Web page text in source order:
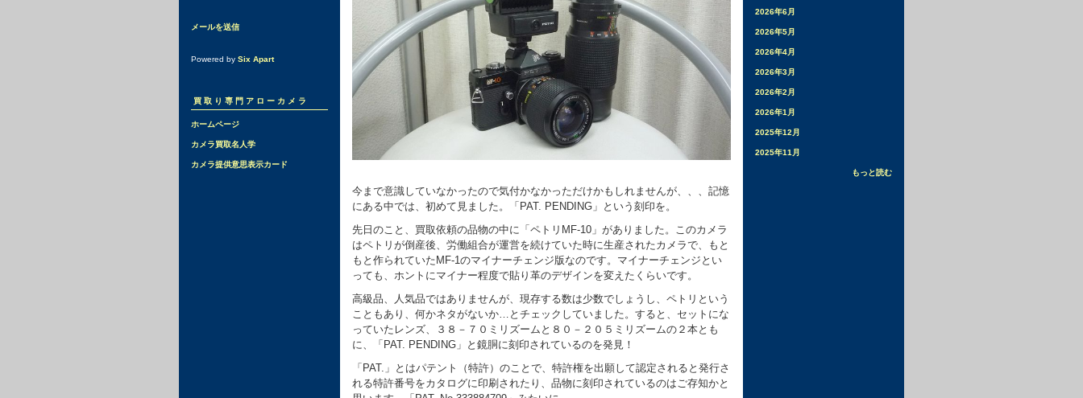
メールを送信
Powered by Six Apart
買取り専門アローカメラ
ホームページ
カメラ買取名人学
カメラ提供意思表示カード
今まで意識していなかったので気付かなかっただけかもしれませんが、、、記憶
にある中では、初めて見ました。「PAT. PENDING」という刻印を。
先日のこと、買取依頼の品物の中に「ペトリMF-10」がありました。このカメラ
はペトリが倒産後、労働組合が運営を続けていた時に生産されたカメラで、もと
もと作られていたMF-1のマイナーチェンジ版なのです。マイナーチェンジとい
っても、ホントにマイナー程度で貼り革のデザインを変えたくらいです。
高級品、人気品ではありませんが、現存する数は少数でしょうし、ペトリという
こともあり、何かネタがないか…とチェックしていました。すると、セットにな
っていたレンズ、３８－７０ミリズームと８０－２０５ミリズームの２本とも
に、「PAT. PENDING」と鏡胴に刻印されているのを発見！
「PAT.」とはパテント（特許）のことで、特許権を出願して認定されると発行さ
れる特許番号をカタログに印刷されたり、品物に刻印されているのはご存知かと
2026年6月
2026年5月
2026年4月
2026年3月
2026年2月
2026年1月
2025年12月
2025年11月
もっと読む